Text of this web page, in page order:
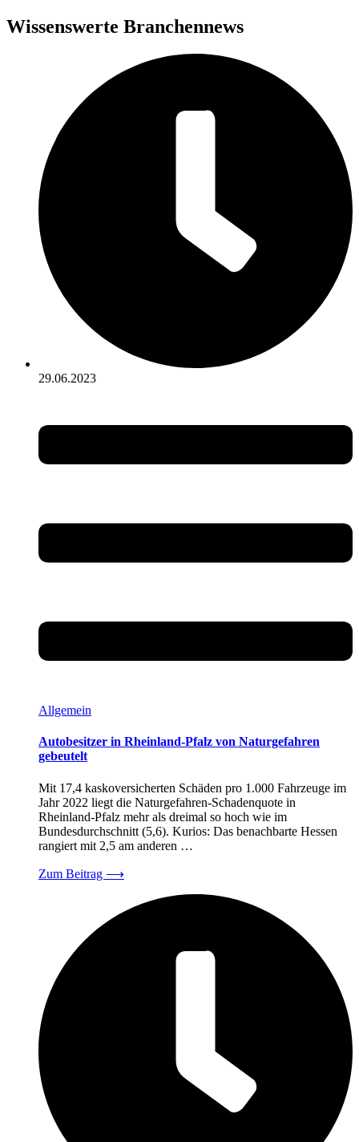
Wissenswerte Branchennews
29.06.2023
Allgemein
Autobesitzer in Rheinland-Pfalz von Naturgefahren
gebeutelt
Mit 17,4 kaskoversicherten Schäden pro 1.000 Fahrzeuge im
Jahr 2022 liegt die Naturgefahren-Schadenquote in
Rheinland-Pfalz mehr als dreimal so hoch wie im
Bundesdurchschnitt (5,6). Kurios: Das benachbarte Hessen
rangiert mit 2,5 am anderen …
Zum Beitrag ⟶